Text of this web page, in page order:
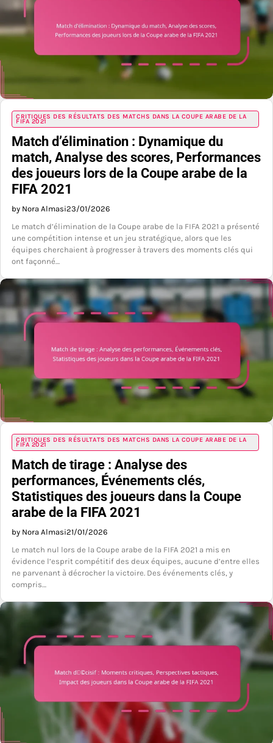
CRITIQUES DES RÉSULTATS DES MATCHS DANS LA COUPE ARABE DE LA
FIFA 2021
Match d’élimination : Dynamique du
match, Analyse des scores, Performances
des joueurs lors de la Coupe arabe de la
FIFA 2021
by Nora Almasi23/01/2026
Le match d’élimination de la Coupe arabe de la FIFA 2021 a présenté
une compétition intense et un jeu stratégique, alors que les
équipes cherchaient à progresser à travers des moments clés qui
ont façonné…
CRITIQUES DES RÉSULTATS DES MATCHS DANS LA COUPE ARABE DE LA
FIFA 2021
Match de tirage : Analyse des
performances, Événements clés,
Statistiques des joueurs dans la Coupe
arabe de la FIFA 2021
by Nora Almasi21/01/2026
Le match nul lors de la Coupe arabe de la FIFA 2021 a mis en
évidence l’esprit compétitif des deux équipes, aucune d’entre elles
ne parvenant à décrocher la victoire. Des événements clés, y
compris…